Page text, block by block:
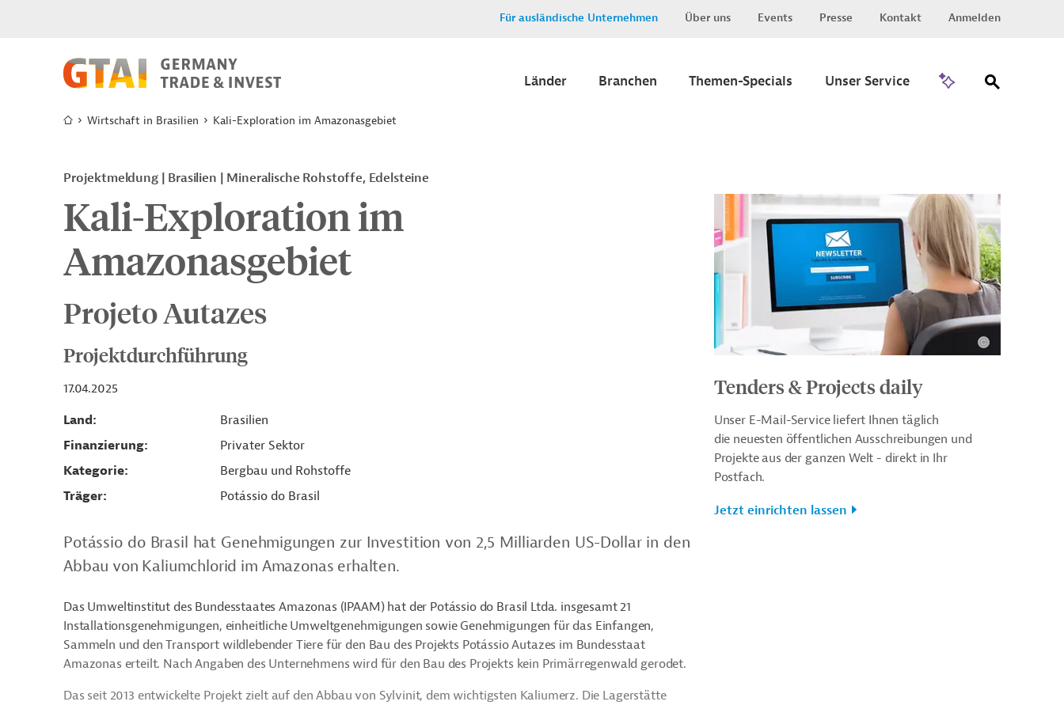
Für ausländische Unternehmen Über uns Events Presse Kontakt Anmelden
Länder Branchen Themen-Specials Unser Service
Wirtschaft in Brasilien Kali-Exploration im Amazonasgebiet
Projektmeldung Brasilien Mineralische Rohstoffe, Edelsteine
Kali-Exploration im
Amazonasgebiet
Projeto Autazes
Projektdurchführung
17.04.2025
Land
Brasilien
Finanzierung
Privater Sektor
Kategorie
Bergbau und Rohstoffe
Träger
Potássio do Brasil
Potássio do Brasil hat Genehmigungen zur Investition von 2,5 Milliarden US-Dollar in den
Abbau von Kaliumchlorid im Amazonas erhalten.
Das Umweltinstitut des Bundesstaates Amazonas (IPAAM) hat der Potássio do Brasil Ltda. insgesamt 21
Installationsgenehmigungen, einheitliche Umweltgenehmigungen sowie Genehmigungen für das Einfangen,
Sammeln und den Transport wildlebender Tiere für den Bau des Projekts Potássio Autazes im Bundesstaat
Amazonas erteilt. Nach Angaben des Unternehmens wird für den Bau des Projekts kein Primärregenwald gerodet.
Das seit 2013 entwickelte Projekt zielt auf den Abbau von Sylvinit, dem wichtigsten Kaliumerz. Die Lagerstätte
Tenders & Projects daily
Unser E-Mail-Service liefert Ihnen täglich
die neuesten öffentlichen Ausschreibungen und
Projekte aus der ganzen Welt - direkt in Ihr
Postfach.
Jetzt einrichten lassen